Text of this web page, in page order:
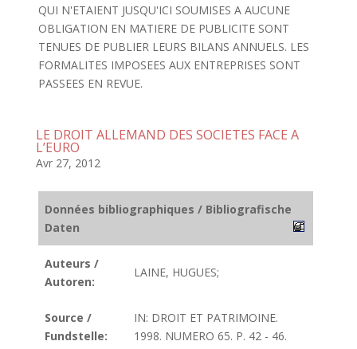
QUI N'ETAIENT JUSQU'ICI SOUMISES A AUCUNE
OBLIGATION EN MATIERE DE PUBLICITE SONT
TENUES DE PUBLIER LEURS BILANS ANNUELS. LES
FORMALITES IMPOSEES AUX ENTREPRISES SONT
PASSEES EN REVUE.
LE DROIT ALLEMAND DES SOCIETES FACE A
L’EURO
Avr 27, 2012
Données bibliographiques / Bibliografische
Daten
Auteurs /
Autoren:
LAINE, HUGUES;
Source /
Fundstelle:
IN: DROIT ET PATRIMOINE.
1998. NUMERO 65. P. 42 - 46.